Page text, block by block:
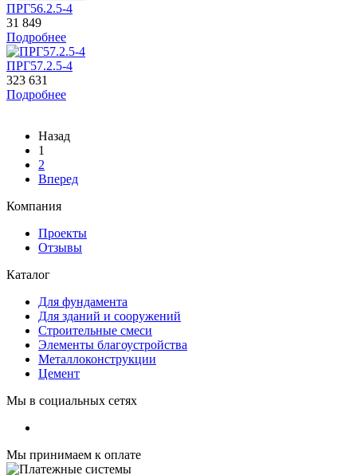
ПРГ56.2.5-4
31 849
Подробнее
ПРГ57.2.5-4
323 631
Подробнее
Назад
1
2
Вперед
Компания
Проекты
Отзывы
Каталог
Для фундамента
Для зданий и сооружений
Строительные смеси
Элементы благоустройства
Металлоконструкции
Цемент
Мы в социальных сетях
Мы принимаем к оплате